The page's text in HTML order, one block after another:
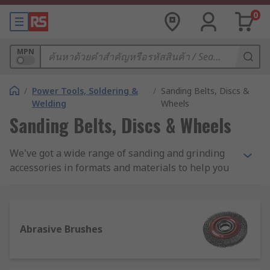
0
MPN
/ Power Tools, Soldering &
Welding
/ Sanding Belts, Discs &
Wheels
Sanding Belts, Discs & Wheels
We've got a wide range of sanding and grinding
accessories in formats and materials to help you
sanders and grinders. Try the RS Pro range of
products for the quality of a company with over
Abrasive Brushes